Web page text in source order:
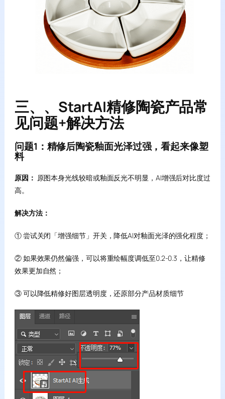
三、、StartAI精修陶瓷产品常
见问题+解决方法
问题1：精修后陶瓷釉面光泽过强，看起来像塑
料
原因： 原图本身光线较暗或釉面反光不明显，AI增强后对比度过
高。
解决方法：
① 尝试关闭「增强细节」开关，降低AI对釉面光泽的强化程度；
② 如果效果仍然偏强，可以将重绘幅度调低至0.2-0.3，让精修
效果更加自然；
③ 可以降低精修好图层透明度，还原部分产品材质细节